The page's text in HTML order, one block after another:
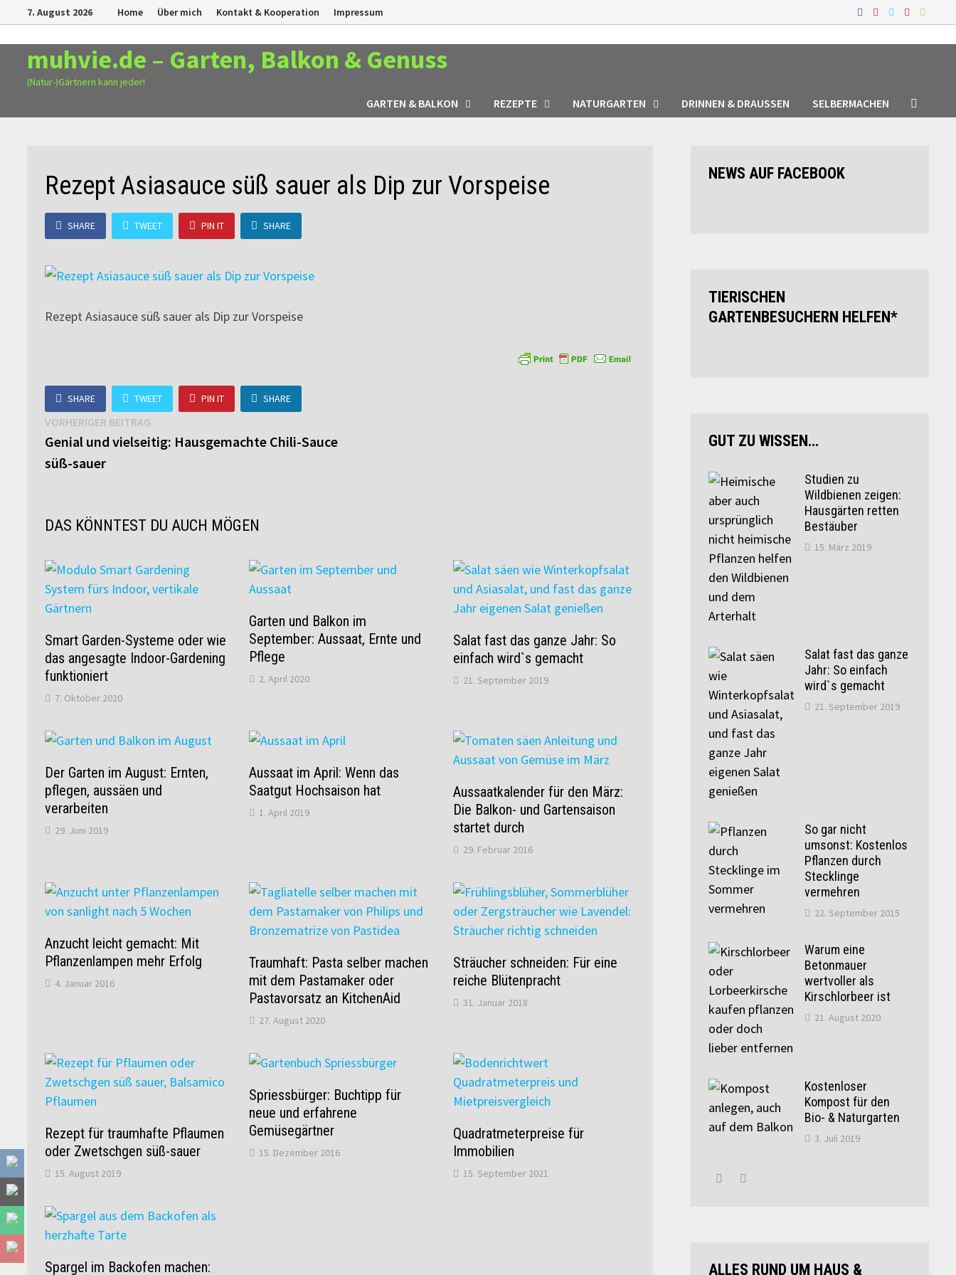
Zurück
zum
Inhalt
7. August 2026 Home Über mich Kontakt & Kooperation Impressum
muhvie.de – Garten, Balkon & Genuss
(Natur-)Gärtnern kann jeder!
GARTEN & BALKON REZEPTE NATURGARTEN DRINNEN & DRAUSSEN SELBERMACHEN
Rezept Asiasauce süß sauer als Dip zur Vorspeise
SHARE TWEET PIN IT SHARE
Rezept Asiasauce süß sauer als Dip zur Vorspeise
SHARE TWEET PIN IT SHARE
Beitragsnavigation
VORHERIGER BEITRAG
Beitrag:
Genial und vielseitig: Hausgemachte Chili-Sauce
süß-sauer
DAS KÖNNTEST DU AUCH MÖGEN
Smart Garden-Systeme oder wie
das angesagte Indoor-Gardening
funktioniert
7. Oktober 2020
Garten und Balkon im
September: Aussaat, Ernte und
Pflege
2. April 2020
Salat fast das ganze Jahr: So
einfach wird`s gemacht
21. September 2019
Der Garten im August: Ernten,
pflegen, aussäen und
verarbeiten
29. Juni 2019
Aussaat im April: Wenn das
Saatgut Hochsaison hat
1. April 2019
Aussaatkalender für den März:
Die Balkon- und Gartensaison
startet durch
29. Februar 2016
Anzucht leicht gemacht: Mit
Pflanzenlampen mehr Erfolg
4. Januar 2016
Traumhaft: Pasta selber machen
mit dem Pastamaker oder
Pastavorsatz an KitchenAid
27. August 2020
Sträucher schneiden: Für eine
reiche Blütenpracht
31. Januar 2018
Rezept für traumhafte Pflaumen
oder Zwetschgen süß-sauer
15. August 2019
Spriessbürger: Buchtipp für
neue und erfahrene
Gemüsegärtner
15. Dezember 2016
Quadratmeterpreise für
Immobilien
15. September 2021
Spargel im Backofen machen:
NEWS AUF FACEBOOK
TIERISCHEN
GARTENBESUCHERN HELFEN*
GUT ZU WISSEN…
Studien zu
Wildbienen zeigen:
Hausgärten retten
Bestäuber
15. März 2019
Salat fast das ganze
Jahr: So einfach
wird`s gemacht
21. September 2019
So gar nicht
umsonst: Kostenlos
Pflanzen durch
Stecklinge
vermehren
22. September 2015
Warum eine
Betonmauer
wertvoller als
Kirschlorbeer ist
21. August 2020
Kostenloser
Kompost für den
Bio- & Naturgarten
3. Juli 2019
ALLES RUND UM HAUS &